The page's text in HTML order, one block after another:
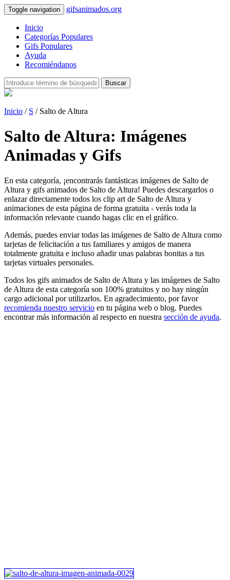
Toggle navigation gifsanimados.org
Inicio
Categorías Populares
Gifs Populares
Ayuda
Recomiéndanos
Buscar
Inicio / S / Salto de Altura
Salto de Altura: Imágenes
Animadas y Gifs
En esta categoría, ¡encontrarás fantásticas imágenes de Salto de
Altura y gifs animados de Salto de Altura! Puedes descargarlos o
enlazar directamente todos los clip art de Salto de Altura y
animaciones de esta página de forma gratuita - verás toda la
información relevante cuando hagas clic en el gráfico.
Además, puedes enviar todas las imágenes de Salto de Altura como
tarjetas de felicitación a tus familiares y amigos de manera
totalmente gratuita e incluso añadir unas palabras bonitas a tus
tarjetas virtuales personales.
Todos los gifs animados de Salto de Altura y las imágenes de Salto
de Altura de esta categoría son 100% gratuitos y no hay ningún
cargo adicional por utilizarlos. En agradecimiento, por favor
recomienda nuestro servicio en tu página web o blog. Puedes
encontrar más información al respecto en nuestra sección de ayuda.